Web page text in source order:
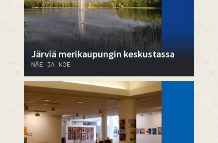
Järviä merikaupungin keskustassa
NÄE JA KOE